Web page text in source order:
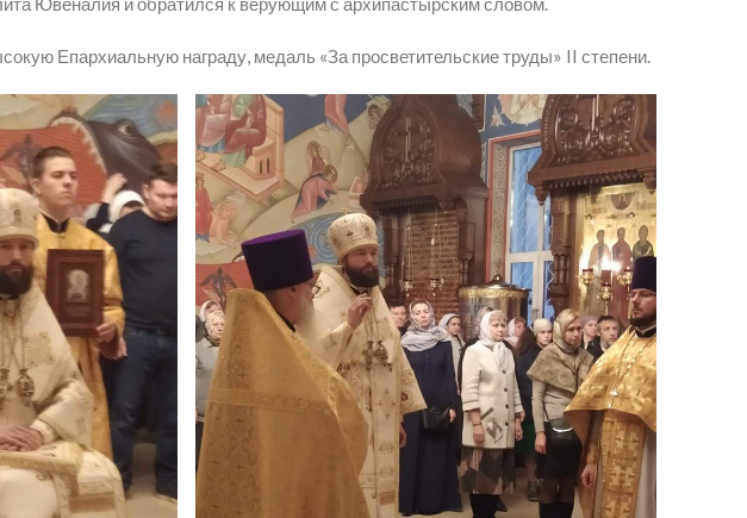
Епархиальную награду, медаль «За просветительские труды» II степени.